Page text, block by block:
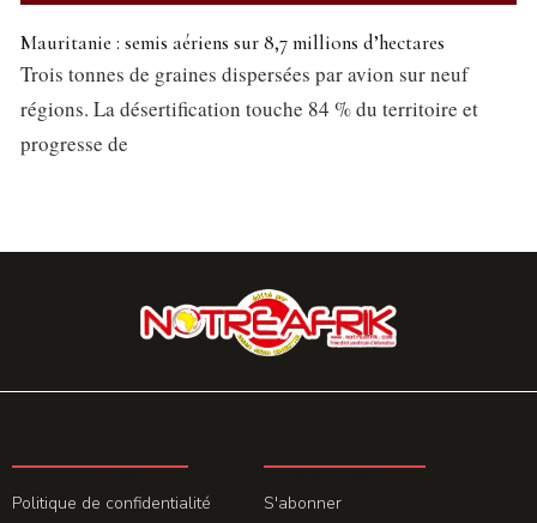
Mauritanie : semis aériens sur 8,7 millions d’hectares
Trois tonnes de graines dispersées par avion sur neuf
régions. La désertification touche 84 % du territoire et
progresse de
Politique de confidentialité
S'abonner